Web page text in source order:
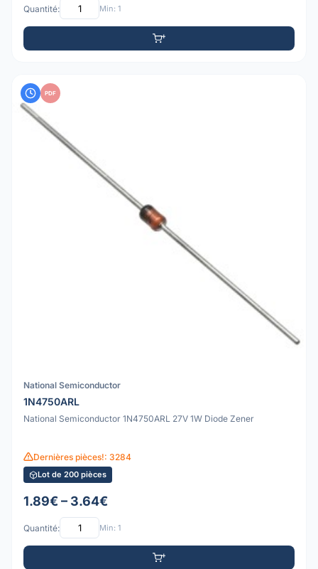
Quantité: Min: 1
PDF
National Semiconductor
1N4750ARL
National Semiconductor 1N4750ARL 27V 1W Diode Zener
Dernières pièces!: 3284
Lot de 200 pièces
1.89€ – 3.64€
Quantité: Min: 1